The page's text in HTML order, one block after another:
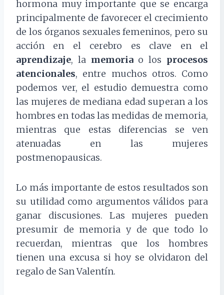
hormona muy importante que se encarga
principalmente de favorecer el crecimiento
de los órganos sexuales femeninos, pero su
acción en el cerebro es clave en el
aprendizaje, la memoriao los procesos
atencionales, entre muchos otros. Como
podemos ver, el estudio demuestra como
las mujeres de mediana edad superan a los
hombres en todas las medidas de memoria,
mientras que estas diferencias se ven
atenuadas en las mujeres
postmenopausicas.
Lo más importante de estos resultados son
su utilidad como argumentos válidos para
ganar discusiones. Las mujeres pueden
presumir de memoria y de que todo lo
recuerdan, mientras que los hombres
tienen una excusa si hoy se olvidaron del
regalo de San Valentín.